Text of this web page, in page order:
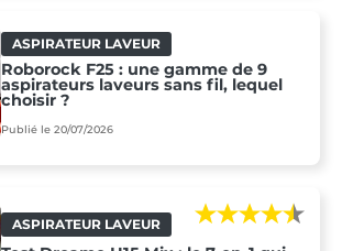
ASPIRATEUR LAVEUR
Roborock F25 : une gamme de 9
aspirateurs laveurs sans fil, lequel
choisir ?
Publié le 20/07/2026
ASPIRATEUR LAVEUR